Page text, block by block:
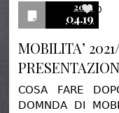
2021
04.19
0
MOBILITA’
COSA FARE
DOMNDA DI